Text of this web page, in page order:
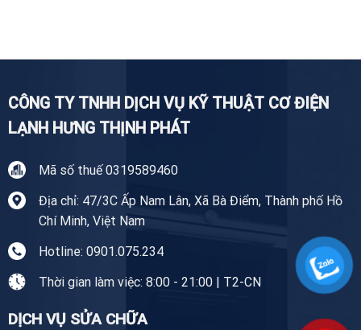
Giang
CÔNG TY TNHH DỊCH VỤ KỸ THUẬT CƠ ĐIỆN
LẠNH HƯNG THỊNH PHÁT
Mã số thuế 0319589460
Địa chỉ: 47/3C Ấp Nam Lân, Xã Bà Điểm, Thành phố Hồ
Chí Minh, Việt Nam
Hotline: 0901.075.234
Thời gian làm việc: 8:00 - 21:00 | T2-CN
DỊCH VỤ SỬA CHỮA